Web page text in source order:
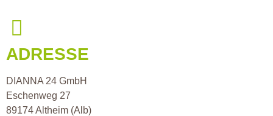
ADRESSE
DIANNA 24 GmbH
Eschenweg 27
89174 Altheim (Alb)